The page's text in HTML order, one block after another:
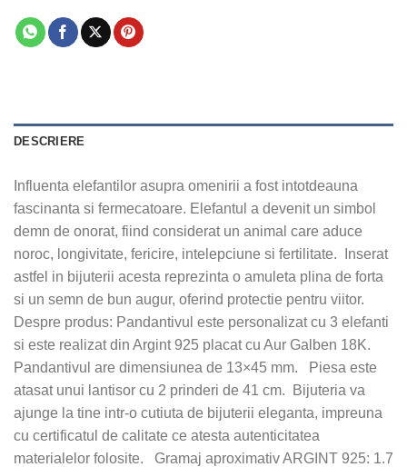
DESCRIERE
Influenta elefantilor asupra omenirii a fost intotdeauna
fascinanta si fermecatoare. Elefantul a devenit un simbol
demn de onorat, fiind considerat un animal care aduce
noroc, longivitate, fericire, intelepciune si fertilitate. Inserat
astfel in bijuterii acesta reprezinta o amuleta plina de forta
si un semn de bun augur, oferind protectie pentru viitor.
Despre produs: Pandantivul este personalizat cu 3 elefanti
si este realizat din Argint 925 placat cu Aur Galben 18K.
Pandantivul are dimensiunea de 13×45 mm. Piesa este
atasat unui lantisor cu 2 prinderi de 41 cm. Bijuteria va
ajunge la tine intr-o cutiuta de bijuterii eleganta, impreuna
cu certificatul de calitate ce atesta autenticitatea
materialelor folosite. Gramaj aproximativ ARGINT 925: 1.7